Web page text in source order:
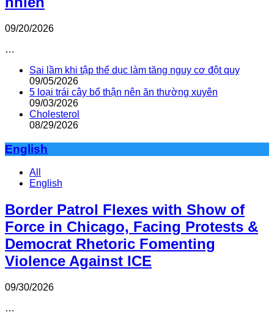
09/20/2026
…
Sai lầm khi tập thể dục làm tăng nguy cơ đột quỵ
09/05/2026
5 loại trái cây bổ thận nên ăn thường xuyên
09/03/2026
Cholesterol
08/29/2026
English
All
English
Border Patrol Flexes with Show of
Force in Chicago, Facing Protests &
Democrat Rhetoric Fomenting
Violence Against ICE
09/30/2026
…